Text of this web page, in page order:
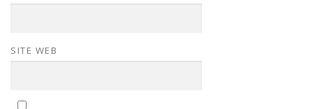
SITE WEB